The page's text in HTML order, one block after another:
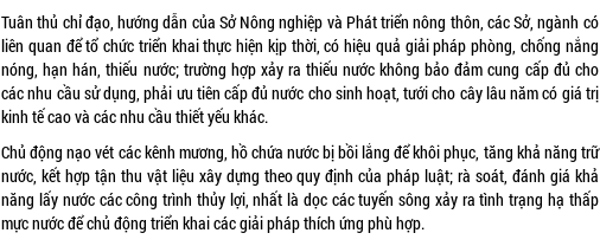
Tuân thủ chỉ đạo, hướng dẫn của Sở Nông nghiệp và Phát triển nông thôn, các Sở, ngành có
liên quan để tổ chức triển khai thực hiện kịp thời, có hiệu quả giải pháp phòng, chống nắng
nóng, hạn hán, thiếu nước; trường hợp xảy ra thiếu nước không bảo đảm cung cấp đủ cho
các nhu cầu sử dụng, phải ưu tiên cấp đủ nước cho sinh hoạt, tưới cho cây lâu năm có giá trị
kinh tế cao và các nhu cầu thiết yếu khác.
Chủ động nạo vét các kênh mương, hồ chứa nước bị bồi lắng để khôi phục, tăng khả năng trữ
nước, kết hợp tận thu vật liệu xây dựng theo quy định của pháp luật; rà soát, đánh giá khả
năng lấy nước các công trình thủy lợi, nhất là dọc các tuyến sông xảy ra tình trạng hạ thấp
mực nước để chủ động triển khai các giải pháp thích ứng phù hợp.